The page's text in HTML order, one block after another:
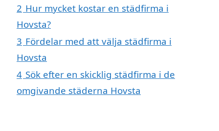
2 Hur mycket kostar en städfirma i
Hovsta?
3 Fördelar med att välja städfirma i
Hovsta
4 Sök efter en skicklig städfirma i de
omgivande städerna Hovsta